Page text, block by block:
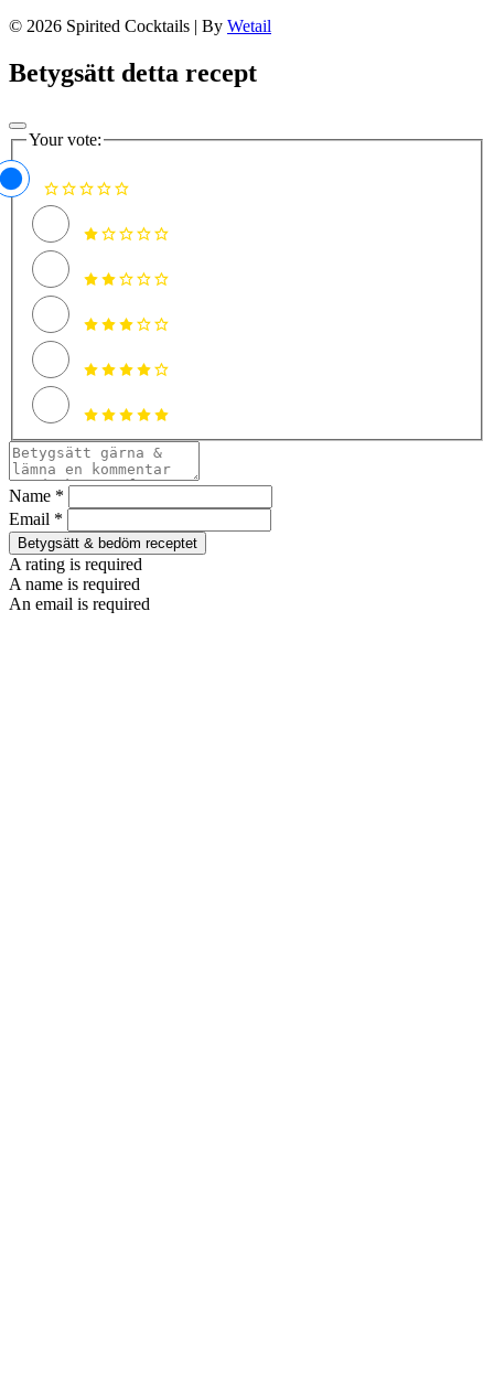
© 2026 Spirited Cocktails | By Wetail
Betygsätt detta recept
Your vote:
Name *
Email *
Betygsätt & bedöm receptet
A rating is required
A name is required
An email is required